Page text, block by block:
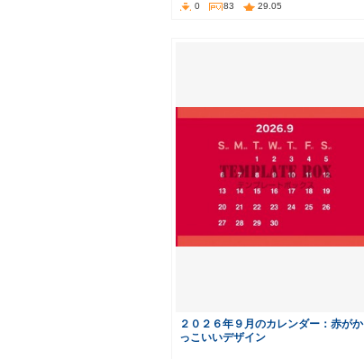
0 83 29.05
２０２６年９月のカレンダー：赤がか
っこいいデザイン